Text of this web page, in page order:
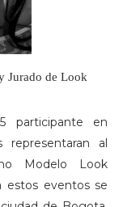
Jurado de Look
participante en
representaran al
Modelo Look
estos eventos se